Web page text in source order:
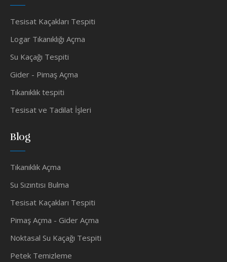
Tesisat Kaçakları Tespiti
Logar Tıkanıklığı Açma
Su Kaçağı Tespiti
Gider - Pimaş Açma
Tıkanıklık tespiti
Tesisat ve Tadilat İşleri
Blog
Tıkanıklık Açma
Su Sızıntısı Bulma
Tesisat Kaçakları Tespiti
Pimaş Açma - Gider Açma
Noktasal Su Kaçağı Tespiti
Petek Temizleme